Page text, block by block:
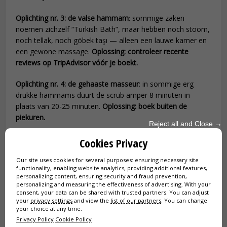
Oplichting nr. 3: de valse hammam: sommige zaken
noemen zichzelf “Turkish Bath”, maar hebben noch stoom,
noch tellak, noch göbek taşı — alleen een lauwe kamer en
een gewone massage. Oplossing: controleer recente
reviews op TripAdvisor vóór je boekt.
Oplichting nr. 4: de gehaaste masseur: in sommige erg
drukke hammams duurt de scrub amper 8 minuten in
plaats van 20-25 minuten. Oplossing: boek buiten de
piekuren.
Reject all and Close →
Cookies Privacy
Our site uses cookies for several purposes: ensuring necessary site
functionality, enabling website analytics, providing additional features,
personalizing content, ensuring security and fraud prevention,
personalizing and measuring the effectiveness of advertising. With your
consent, your data can be shared with trusted partners. You can adjust
your privacy settings and view the list of our partners. You can change
your choice at any time.
Privacy Policy Cookie Policy